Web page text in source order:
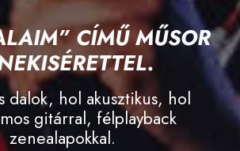
CÍMŰ MŰSOR
dalok, hol akusztikus, hol
gitárral, félplayback
zenealapokkal.